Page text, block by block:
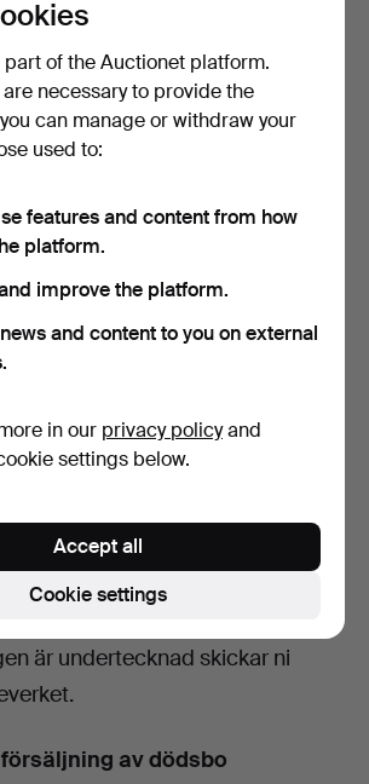
kom överens om priser och
transport till auktionen.
och betalning
betalas intäkterna in på
hjälpa till med att återanvända
på sin hemsida en blankett för att
och skulder redovisas,
äktenskapsförord, om sådana
och
är undertecknad skickar ni
av dödsbo
of the Auctionet platform.
necessary to provide the
can manage or withdraw your
used to:
features and content from how
platform.
improve the platform.
and content to you on external
in our privacy policyand
settings below.
Cookie settings
Accept all